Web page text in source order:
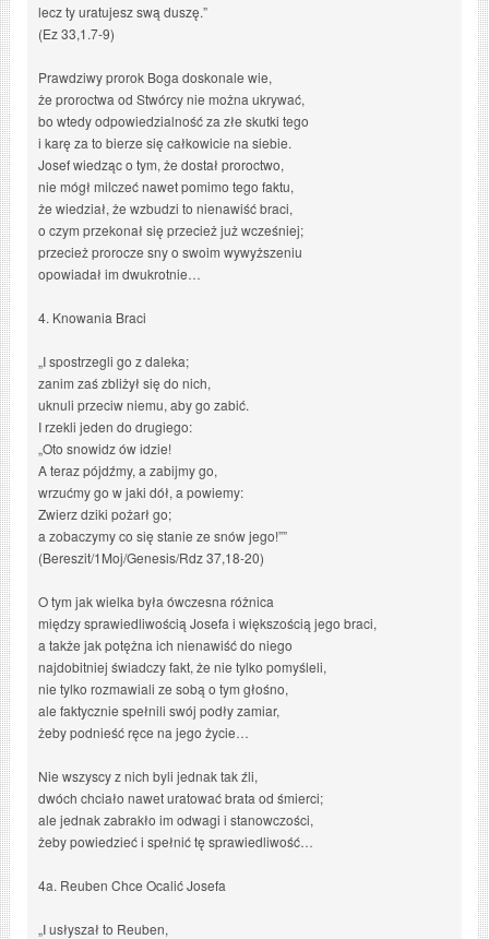
lecz ty uratujesz swą duszę.”
(Ez 33,1.7-9)
Prawdziwy prorok Boga doskonale wie,
że proroctwa od Stwórcy nie można ukrywać,
bo wtedy odpowiedzialność za złe skutki tego
i karę za to bierze się całkowicie na siebie.
Josef wiedząc o tym, że dostał proroctwo,
nie mógł milczeć nawet pomimo tego faktu,
że wiedział, że wzbudzi to nienawiść braci,
o czym przekonał się przecież już wcześniej;
przecież prorocze sny o swoim wywyższeniu
opowiadał im dwukrotnie…
4. Knowania Braci
„I spostrzegli go z daleka;
zanim zaś zbliżył się do nich,
uknuli przeciw niemu, aby go zabić.
I rzekli jeden do drugiego:
„Oto snowidz ów idzie!
A teraz pójdźmy, a zabijmy go,
wrzućmy go w jaki dół, a powiemy:
Zwierz dziki pożarł go;
a zobaczymy co się stanie ze snów jego!””
(Bereszit/1Moj/Genesis/Rdz 37,18-20)
O tym jak wielka była ówczesna różnica
między sprawiedliwością Josefa i większością jego braci,
a także jak potężna ich nienawiść do niego
najdobitniej świadczy fakt, że nie tylko pomyśleli,
nie tylko rozmawiali ze sobą o tym głośno,
ale faktycznie spełnili swój podły zamiar,
żeby podnieść ręce na jego życie…
Nie wszyscy z nich byli jednak tak źli,
dwóch chciało nawet uratować brata od śmierci;
ale jednak zabrakło im odwagi i stanowczości,
żeby powiedzieć i spełnić tę sprawiedliwość…
4a. Reuben Chce Ocalić Josefa
„I usłyszał to Reuben,